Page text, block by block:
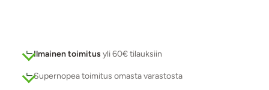
Ilmainen toimitus yli 60€ tilauksiin
Supernopea toimitus omasta varastosta